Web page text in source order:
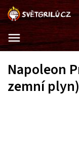
Napoleon
zemní plyn)